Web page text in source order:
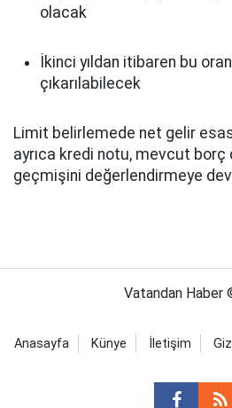
olacak
İkinci yıldan itibaren bu
çıkarılabilecek
Limit belirlemede net gelir
ayrıca kredi notu, mevcut
geçmişini değerlendirmeye
Vatandan Haber
Anasayfa Künye İletişim